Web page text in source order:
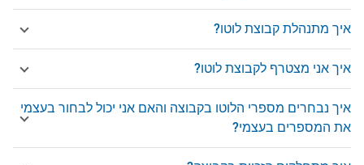
איך מתנהלת קבוצת לוטו?
איך אני מצטרף לקבוצת לוטו?
איך נבחרים מספרי הלוטו בקבוצה והאם אני יכול לבחור בעצמי
את המספרים בעצמי?